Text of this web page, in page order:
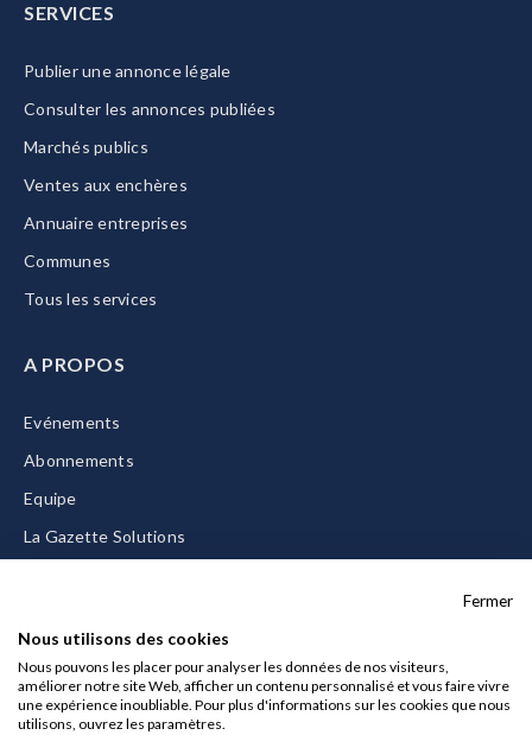
SERVICES
Publier une annonce légale
Consulter les annonces publiées
Marchés publics
Ventes aux enchères
Annuaire entreprises
Communes
Tous les services
A PROPOS
Evénements
Abonnements
Equipe
La Gazette Solutions
Mentions légales
CGU/CGV
Fermer
Nous utilisons des cookies
Nous pouvons les placer pour analyser les données de nos visiteurs,
améliorer notre site Web, afficher un contenu personnalisé et vous faire vivre
une expérience inoubliable. Pour plus d'informations sur les cookies que nous
utilisons, ouvrez les paramètres.